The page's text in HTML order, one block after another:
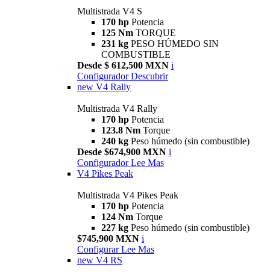
Multistrada V4 S
170 hp Potencia
125 Nm TORQUE
231 kg PESO HÚMEDO SIN
COMBUSTIBLE
Desde $ 612,500 MXN i
Configurador Descubrir
new V4 Rally
Multistrada V4 Rally
170 hp Potencia
123.8 Nm Torque
240 kg Peso húmedo (sin combustible)
Desde $674,900 MXN i
Configurador Lee Mas
V4 Pikes Peak
Multistrada V4 Pikes Peak
170 hp Potencia
124 Nm Torque
227 kg Peso húmedo (sin combustible)
$745,900 MXN i
Configurar Lee Mas
new V4 RS